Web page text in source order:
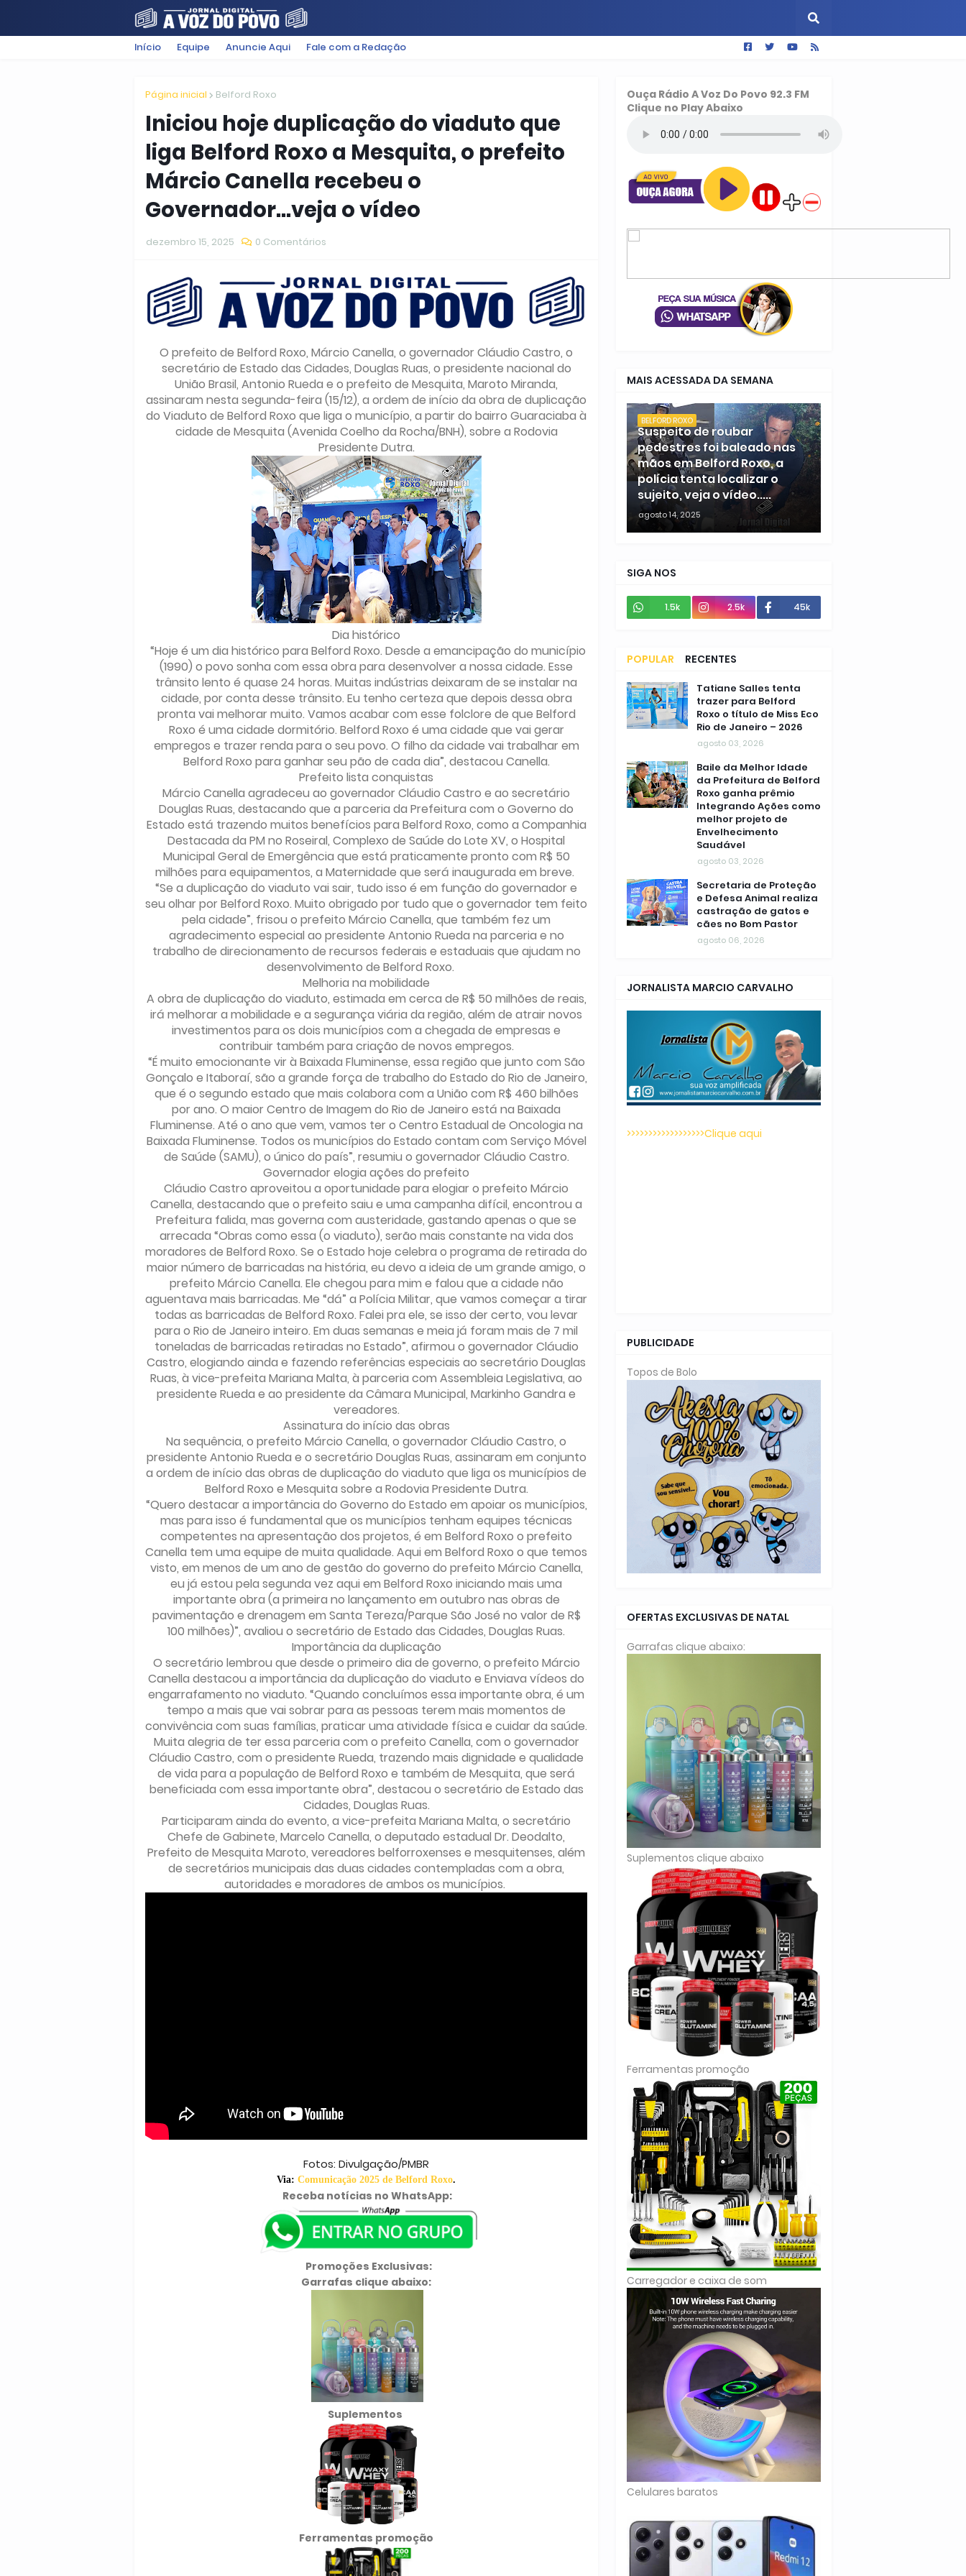
FILMES POLÍTICA SUGESTÕES BAIXADA
Início Equipe Anuncie Aqui Fale com a Redação
Página inicial Belford Roxo
Iniciou hoje duplicação do viaduto que
liga Belford Roxo a Mesquita, o prefeito
Márcio Canella recebeu o
Governador...veja o vídeo
dezembro 15, 2025 0 Comentários
O prefeito de Belford Roxo, Márcio Canella, o governador Cláudio Castro, o
secretário de Estado das Cidades, Douglas Ruas, o presidente nacional do
União Brasil, Antonio Rueda e o prefeito de Mesquita, Maroto Miranda,
assinaram nesta segunda-feira (15/12), a ordem de início da obra de duplicação
do Viaduto de Belford Roxo que liga o município, a partir do bairro Guaraciaba à
cidade de Mesquita (Avenida Coelho da Rocha/BNH), sobre a Rodovia
Presidente Dutra.
Dia histórico
“Hoje é um dia histórico para Belford Roxo. Desde a emancipação do município
(1990) o povo sonha com essa obra para desenvolver a nossa cidade. Esse
trânsito lento é quase 24 horas. Muitas indústrias deixaram de se instalar na
cidade, por conta desse trânsito. Eu tenho certeza que depois dessa obra
pronta vai melhorar muito. Vamos acabar com esse folclore de que Belford
Roxo é uma cidade dormitório. Belford Roxo é uma cidade que vai gerar
empregos e trazer renda para o seu povo. O filho da cidade vai trabalhar em
Belford Roxo para ganhar seu pão de cada dia”, destacou Canella.
Prefeito lista conquistas
Márcio Canella agradeceu ao governador Cláudio Castro e ao secretário
Douglas Ruas, destacando que a parceria da Prefeitura com o Governo do
Estado está trazendo muitos benefícios para Belford Roxo, como a Companhia
Destacada da PM no Roseiral, Complexo de Saúde do Lote XV, o Hospital
Municipal Geral de Emergência que está praticamente pronto com R$ 50
milhões para equipamentos, a Maternidade que será inaugurada em breve.
“Se a duplicação do viaduto vai sair, tudo isso é em função do governador e
seu olhar por Belford Roxo. Muito obrigado por tudo que o governador tem feito
pela cidade”, frisou o prefeito Márcio Canella, que também fez um
agradecimento especial ao presidente Antonio Rueda na parceria e no
trabalho de direcionamento de recursos federais e estaduais que ajudam no
desenvolvimento de Belford Roxo.
Melhoria na mobilidade
A obra de duplicação do viaduto, estimada em cerca de R$ 50 milhões de reais,
irá melhorar a mobilidade e a segurança viária da região, além de atrair novos
investimentos para os dois municípios com a chegada de empresas e
contribuir também para criação de novos empregos.
“É muito emocionante vir à Baixada Fluminense, essa região que junto com São
Gonçalo e Itaboraí, são a grande força de trabalho do Estado do Rio de Janeiro,
que é o segundo estado que mais colabora com a União com R$ 460 bilhões
por ano. O maior Centro de Imagem do Rio de Janeiro está na Baixada
Fluminense. Até o ano que vem, vamos ter o Centro Estadual de Oncologia na
Baixada Fluminense. Todos os municípios do Estado contam com Serviço Móvel
de Saúde (SAMU), o único do país”, resumiu o governador Cláudio Castro.
Governador elogia ações do prefeito
Cláudio Castro aproveitou a oportunidade para elogiar o prefeito Márcio
Canella, destacando que o prefeito saiu e uma campanha difícil, encontrou a
Prefeitura falida, mas governa com austeridade, gastando apenas o que se
arrecada “Obras como essa (o viaduto), serão mais constante na vida dos
moradores de Belford Roxo. Se o Estado hoje celebra o programa de retirada do
maior número de barricadas na história, eu devo a ideia de um grande amigo, o
prefeito Márcio Canella. Ele chegou para mim e falou que a cidade não
aguentava mais barricadas. Me “dá” a Polícia Militar, que vamos começar a tirar
todas as barricadas de Belford Roxo. Falei pra ele, se isso der certo, vou levar
para o Rio de Janeiro inteiro. Em duas semanas e meia já foram mais de 7 mil
toneladas de barricadas retiradas no Estado”, afirmou o governador Cláudio
Castro, elogiando ainda e fazendo referências especiais ao secretário Douglas
Ruas, à vice-prefeita Mariana Malta, à parceria com Assembleia Legislativa, ao
presidente Rueda e ao presidente da Câmara Municipal, Markinho Gandra e
vereadores.
Assinatura do início das obras
Na sequência, o prefeito Márcio Canella, o governador Cláudio Castro, o
presidente Antonio Rueda e o secretário Douglas Ruas, assinaram em conjunto
a ordem de início das obras de duplicação do viaduto que liga os municípios de
Belford Roxo e Mesquita sobre a Rodovia Presidente Dutra.
“Quero destacar a importância do Governo do Estado em apoiar os municípios,
mas para isso é fundamental que os municípios tenham equipes técnicas
competentes na apresentação dos projetos, é em Belford Roxo o prefeito
Canella tem uma equipe de muita qualidade. Aqui em Belford Roxo o que temos
visto, em menos de um ano de gestão do governo do prefeito Márcio Canella,
eu já estou pela segunda vez aqui em Belford Roxo iniciando mais uma
importante obra (a primeira no lançamento em outubro nas obras de
pavimentação e drenagem em Santa Tereza/Parque São José no valor de R$
100 milhões)”, avaliou o secretário de Estado das Cidades, Douglas Ruas.
Importância da duplicação
O secretário lembrou que desde o primeiro dia de governo, o prefeito Márcio
Canella destacou a importância da duplicação do viaduto e Enviava vídeos do
engarrafamento no viaduto. “Quando concluímos essa importante obra, é um
tempo a mais que vai sobrar para as pessoas terem mais momentos de
convivência com suas famílias, praticar uma atividade física e cuidar da saúde.
Muita alegria de ter essa parceria com o prefeito Canella, com o governador
Cláudio Castro, com o presidente Rueda, trazendo mais dignidade e qualidade
de vida para a população de Belford Roxo e também de Mesquita, que será
beneficiada com essa importante obra”, destacou o secretário de Estado das
Cidades, Douglas Ruas.
Participaram ainda do evento, a vice-prefeita Mariana Malta, o secretário
Chefe de Gabinete, Marcelo Canella, o deputado estadual Dr. Deodalto,
Prefeito de Mesquita Maroto, vereadores belforroxenses e mesquitenses, além
de secretários municipais das duas cidades contempladas com a obra,
autoridades e moradores de ambos os municípios.
Fotos: Divulgação/PMBR
Via: Comunicação 2025 de Belford Roxo.
Receba notícias no WhatsApp:
Promoções Exclusivas:
Garrafas clique abaixo:
Suplementos
Ferramentas promoção
Ouça Rádio A Voz Do Povo 92.3 FM
Clique no Play Abaixo
MAIS ACESSADA DA SEMANA
BELFORD ROXO
Suspeito de roubar
pedestres foi baleado nas
mãos em Belford Roxo, a
polícia tenta localizar o
sujeito, veja o vídeo.....
agosto 14, 2025
SIGA NOS
1.5k 2.5k 45k
POPULAR
RECENTES
COMENTÁRIOSTatiane Salles tenta
trazer para Belford
Roxo o título de Miss Eco
Rio de Janeiro – 2026
agosto 03, 2026
Baile da Melhor Idade
da Prefeitura de Belford
Roxo ganha prêmio
Integrando Ações como
melhor projeto de
Envelhecimento
Saudável
agosto 03, 2026
Secretaria de Proteção
e Defesa Animal realiza
castração de gatos e
cães no Bom Pastor
agosto 06, 2026
JORNALISTA MARCIO CARVALHO
>>>>>>>>>>>>>>>>>>Clique aqui
PUBLICIDADE
Topos de Bolo
OFERTAS EXCLUSIVAS DE NATAL
Garrafas clique abaixo:
Suplementos clique abaixo
Ferramentas promoção
Carregador e caixa de som
Celulares baratos